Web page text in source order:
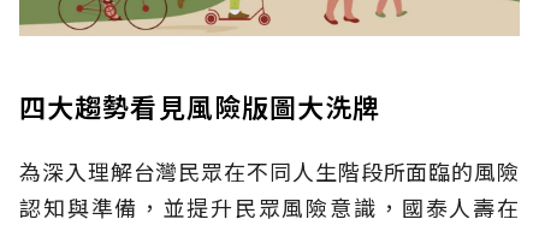
四大趨勢看見風險版圖大洗牌
為深入理解台灣民眾在不同人生階段所面臨的風險
認知與準備，並提升民眾風險意識，國泰人壽在